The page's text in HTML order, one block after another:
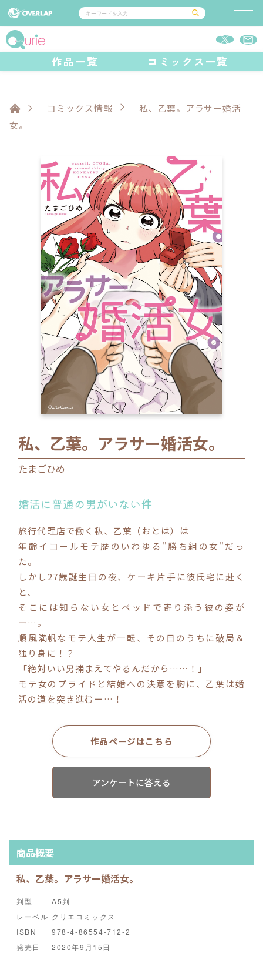
コミック
コミックガルド
コミッククリエ
LiQulle
ライトノベル
文庫
ノベルス
ノベルスf
ゲーム
企業
オーバーラップノベルス
オーバーラップノベルスf
ロサージュノベルス
コミックガルド
コミッククリエ
リキューレ
コミックパルフェ
閉じる
作品一覧 コミックス一覧
コミックス情報
私、乙葉。アラサー婚活
女。
私、乙葉。アラサー婚活女。
たまごひめ
婚活に普通の男がいない件
旅行代理店で働く私、乙葉（おとは）は
年齢イコールモテ歴のいわゆる"勝ち組の女"だっ
た。
しかし27歳誕生日の夜、ケーキ片手に彼氏宅に赴く
と、
そこには知らない女とベッドで寄り添う彼の姿が
ー…。
順風満帆なモテ人生が一転、その日のうちに破局＆
独り身に！？
「絶対いい男捕まえてやるんだから……！」
モテ女のプライドと結婚への決意を胸に、乙葉は婚
活の道を突き進むー…！
作品ページはこちら
アンケートに答える
商品概要
私、乙葉。アラサー婚活女。
判型
A5判
レーベル クリエコミックス
ISBN
978-4-86554-712-2
発売日
2020年9月15日